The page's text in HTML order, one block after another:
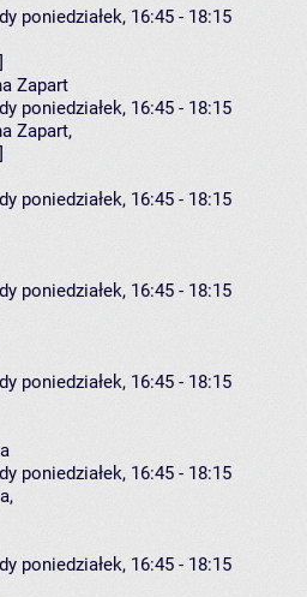
poniedziałek, 16:45 - 18:15
Zapart
poniedziałek, 16:45 - 18:15
Zapart,
poniedziałek, 16:45 - 18:15
poniedziałek, 16:45 - 18:15
poniedziałek, 16:45 - 18:15
poniedziałek, 16:45 - 18:15
,
poniedziałek, 16:45 - 18:15